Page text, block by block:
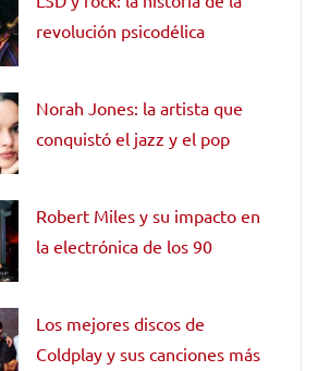
revolución psicodélica
Norah Jones: la artista que
conquistó el jazz y el pop
Robert Miles y su impacto en
la electrónica de los 90
Los mejores discos de
Coldplay y sus canciones más